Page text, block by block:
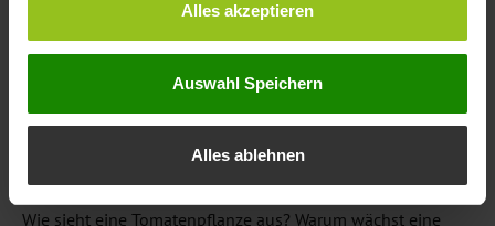
Alles akzeptieren
Auswahl Speichern
Alles ablehnen
Wie sieht eine Tomatenpflanze aus? Warum wächst eine